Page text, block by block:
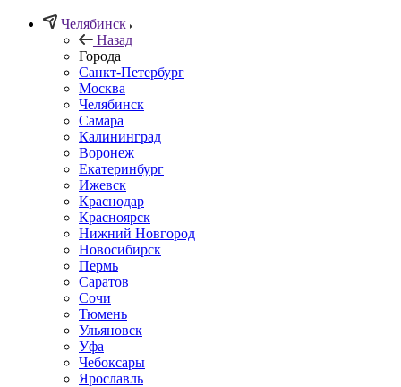
Челябинск
Назад
Города
Санкт-Петербург
Москва
Челябинск
Самара
Калининград
Воронеж
Екатеринбург
Ижевск
Краснодар
Красноярск
Нижний Новгород
Новосибирск
Пермь
Саратов
Сочи
Тюмень
Ульяновск
Уфа
Чебоксары
Ярославль